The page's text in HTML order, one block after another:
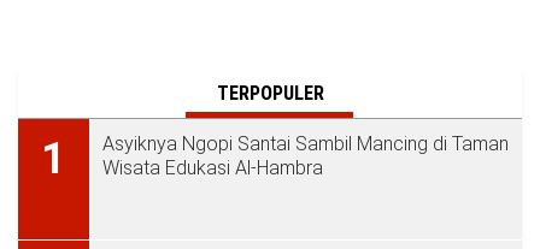
TERPOPULER
1
Asyiknya Ngopi Santai Sambil Mancing di Taman
Wisata Edukasi Al-Hambra